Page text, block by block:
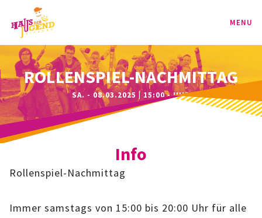
MENU
PROGRAMM
KINDER
JUGEND
ROLLENSPIEL-NACHMITTAG
SA. - 08.03.2025 | 15:00 - UHR
Info
Rollenspiel-Nachmittag
Immer samstags von 15:00 bis 20:00 Uhr für alle